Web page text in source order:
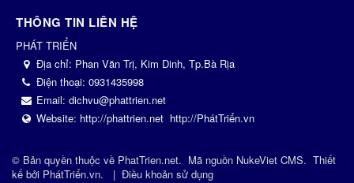
THÔNG TIN LIÊN HỆ
PHÁT TRIỂN
Địa chỉ: Phan Văn Trị, Kim Dinh, Tp.Bà Rịa
Điện thoại: 0931435998
Email: dichvu@phattrien.net
Website: http://phattrien.net http://PhátTriển.vn
© Bản quyền thuộc về PhatTrien.net. Mã nguồn NukeViet CMS. Thiết
kế bởi PhátTriển.vn. | Điều khoản sử dụng